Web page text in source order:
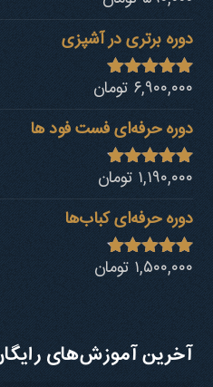
از 5
دوره برتری در آشپزی
نمره4.92
از 5
۶,۹۰۰,۰۰۰ تومان
دوره حرفه‌ای فست فود ها
نمره4.80
از 5
۱,۱۹۰,۰۰۰ تومان
دوره حرفه‌ای کباب‎‌ها
نمره4.73
۱,۵۰۰,۰۰۰ تومان
آخرین آموزش‌های